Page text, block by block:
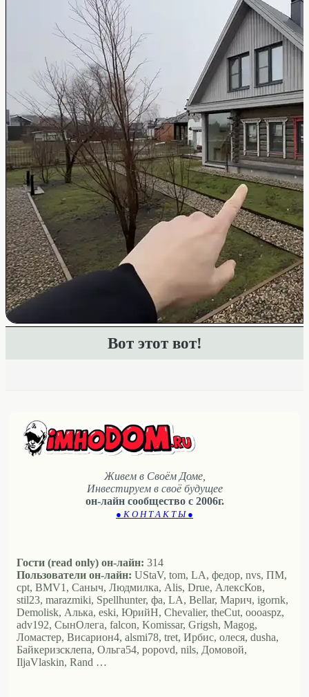
Вот этот вот!
Живем в Своём Доме,
Инвестируем в своё будущее
он-лайн сообщество с 2006г.
● К О Н Т А К Т Ы ●
Гости (read only) он-лайн: 314
Пользователи он-лайн: UStaV, tom, LA, федор, nvs, ПМ,
cpt, BMV1, Саныч, Людмилка, Alis, Drue, АлексКов,
stil23, marazmiki, Spellhunter, фа, LA, Bellar, Марич, igornk,
Demolisk, Алька, eski, ЮрийН, Chevalier, theCut, oooaspz,
adv192, СынОлега, falcon, Komissar, Grigsh, Magog,
Ломастер, Висариoн4, alsmi78, tret, Ирбис, олеся, dusha,
Байкеризсклепа, Ольга54, popovd, nils, Домовой,
IljaVlaskin, Rand …